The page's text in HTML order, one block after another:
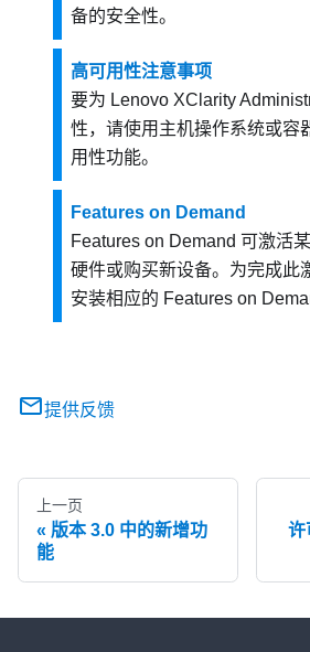
备的安全性。
高可用性注意事项
要为 Lenovo XClarity
性，请使用主机操作系统或容
用性功能。
Features on Demand
Features on Demand 可激活
硬件或购买新设备。为完成此
安装相应的 Features on
提供反馈
上一页
版本 3.0 中的新增功
能
许